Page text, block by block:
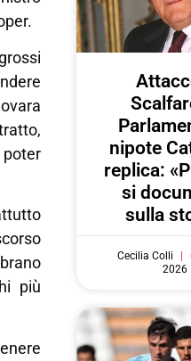
più
nipote
replica:
si
sulla
Cecilia Colli
2026